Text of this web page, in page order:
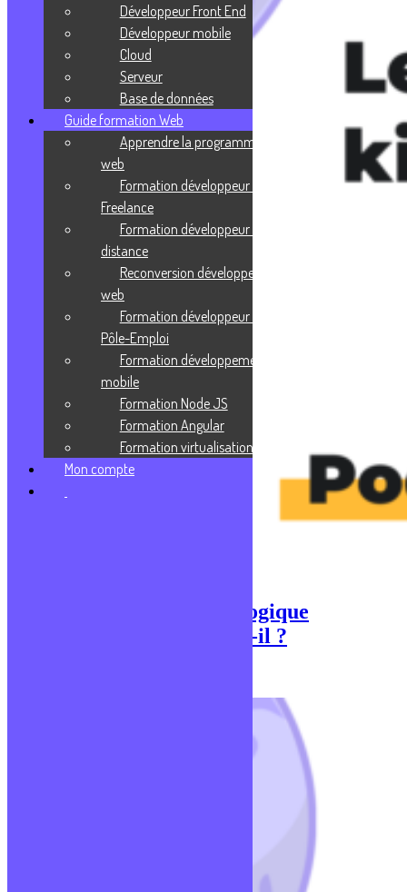
Comment un profil pédagogique
kinesthésique fonctionne-t-il ?
Développeur Front End
Développeur mobile
Cloud
Serveur
Base de données
Guide formation Web
Apprendre la programmation
web
Formation développeur web
Freelance
Formation développeur web à
distance
Reconversion développeur
web
Formation développeur web
Pôle-Emploi
Formation développement
mobile
Formation Node JS
Formation Angular
Formation virtualisation
Mon compte